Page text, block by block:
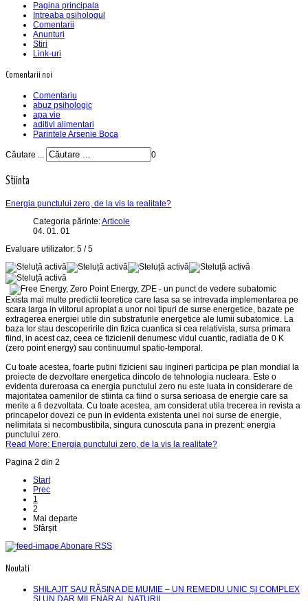
Pagina principala
Intreaba psihologul
Comentarii
Anunturi
Stiri
Link-uri
Comentarii noi
Comentariu
abuz psihologic
apa vie
aditivi alimentari
Parintele Arsenie Boca
Căutare ... 0
Stiinta
Energia punctului zero, de la vis la realitate?
Categoria părinte:Articole
04. 01. 01
Evaluare utilizator: 5 /5
Exista mai multe predictii teoretice care lasa sa se intrevada implementarea pe
scara larga in viitorul apropiat a unor noi tipuri de surse energetice, bazate pe
extragerea energiei utile din substraturile energetice ale lumii subatomice. La
baza lor stau descoperirile din fizica cuantica si cea relativista, sursa primara
fiind, in acest caz, ceea ce fizicienii denumesc vidul cuantic, radiatia de 0 K
(zero point energy) sau continuumul spatio-temporal.
Cu toate acestea, foarte putini fizicieni sau ingineri participa pe plan mondial la
proiecte de dezvoltare energetica dincolo de tehnologia nucleara. Este o
evidenta dureroasa ca energia punctului zero nu este luata in considerare de
majoritatea oamenilor de stiinta ca fiind o sursa serioasa de energie care sa
merite a fi dezvoltata. Cu toate acestea, am considerat utila trecerea in revista a
princapelor dovezi ce pun in evidenta existenta unei noi surse de energie,
nelimitata si necombustibila, singura cunoscuta pana in prezent: energia
punctului zero.
Read More: Energia punctului zero, de la vis la realitate?
Pagina 2 din 2
Start
Prec
1
2
Mai departe
Sfârșit
Abonare RSS
Noutati
SHILAJIT SAU RĂȘINA DE MUMIE – UN REMEDIU UNIC ȘI COMPLEX
ȘI UN DAR MILENAR AL NATURII